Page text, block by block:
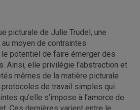
picturale de Julie Trudel, une
moyen de contraintes
potentiel de faire émerger des
Ainsi, elle privilégie l’abstraction et
mêmes de la matière picturale
de travail simples qui
qu’elle s’impose à l’amorce de